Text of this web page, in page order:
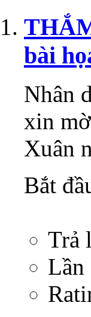
bài
Nhân
xin
Xuân
Bắt
Trả
Lần